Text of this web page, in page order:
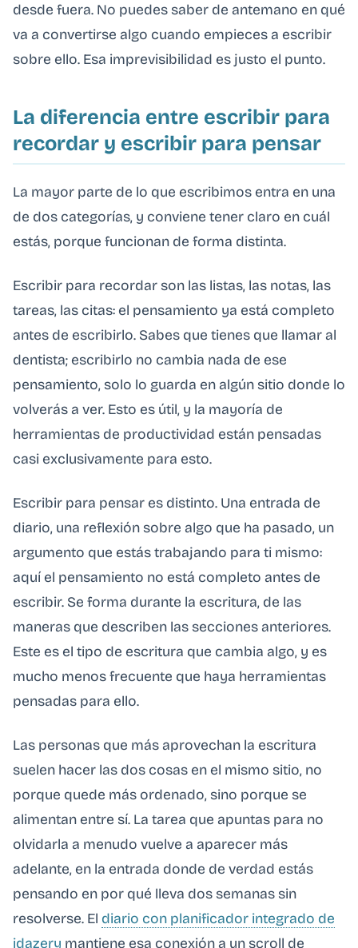
desde fuera. No puedes saber de antemano en qué
va a convertirse algo cuando empieces a escribir
sobre ello. Esa imprevisibilidad es justo el punto.
La diferencia entre escribir para
recordar y escribir para pensar
La mayor parte de lo que escribimos entra en una
de dos categorías, y conviene tener claro en cuál
estás, porque funcionan de forma distinta.
Escribir para recordar son las listas, las notas, las
tareas, las citas: el pensamiento ya está completo
antes de escribirlo. Sabes que tienes que llamar al
dentista; escribirlo no cambia nada de ese
pensamiento, solo lo guarda en algún sitio donde lo
volverás a ver. Esto es útil, y la mayoría de
herramientas de productividad están pensadas
casi exclusivamente para esto.
Escribir para pensar es distinto. Una entrada de
diario, una reflexión sobre algo que ha pasado, un
argumento que estás trabajando para ti mismo:
aquí el pensamiento no está completo antes de
escribir. Se forma durante la escritura, de las
maneras que describen las secciones anteriores.
Este es el tipo de escritura que cambia algo, y es
mucho menos frecuente que haya herramientas
pensadas para ello.
Las personas que más aprovechan la escritura
suelen hacer las dos cosas en el mismo sitio, no
porque quede más ordenado, sino porque se
alimentan entre sí. La tarea que apuntas para no
olvidarla a menudo vuelve a aparecer más
adelante, en la entrada donde de verdad estás
pensando en por qué lleva dos semanas sin
resolverse. El diario con planificador integrado de
idazery mantiene esa conexión a un scroll de